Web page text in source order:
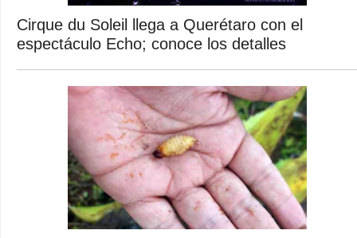
Cirque du Soleil llega a Querétaro con el
espectáculo Echo; conoce los detalles